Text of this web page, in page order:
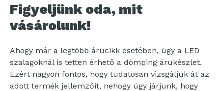
Figyeljünk oda, mit
vásárolunk!
Ahogy már a legtöbb árucikk esetében, úgy a LED
szalagoknál is tetten érhető a dömping árukészlet.
Ezért nagyon fontos, hogy tudatosan vizsgáljuk át az
adott termék jellemzőit, nehogy úgy járjunk, hogy